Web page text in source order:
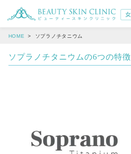
HOME ソプラノチタニウム
ソプラノチタニウムの6つの特徴